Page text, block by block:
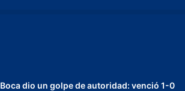
Boca dio un golpe de autoridad: venció 1-0